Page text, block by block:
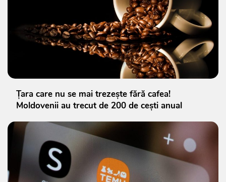
Țara care nu se mai trezește fără cafea!
Moldovenii au trecut de 200 de cești anual